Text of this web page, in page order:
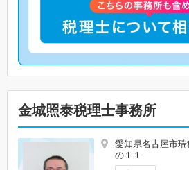
金城照泰税理士事務所
愛知県名古屋市
の１１